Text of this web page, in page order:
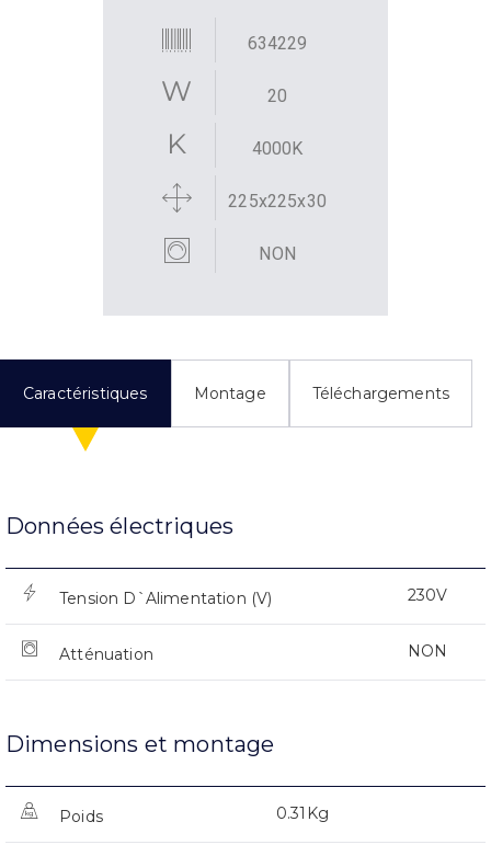
634229
20
4000K
225x225x30
NON
Caractéristiques Montage Téléchargements
Données électriques
Tension D`Alimentation (V) 230V
Atténuation NON
Dimensions et montage
Poids 0.31Kg